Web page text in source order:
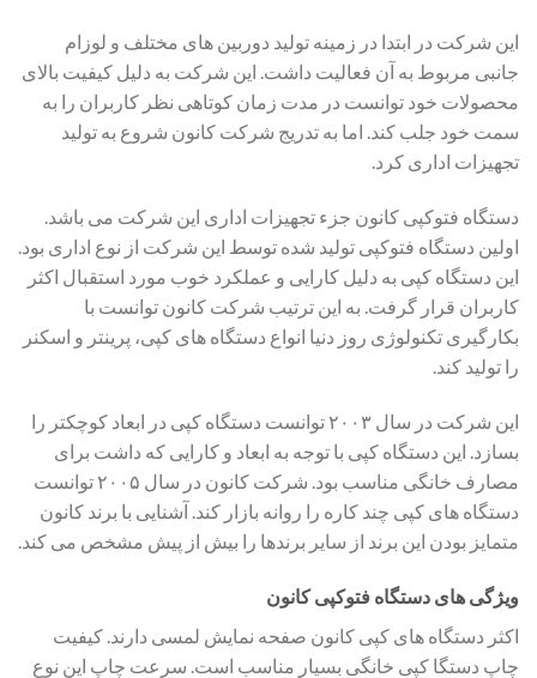
این شرکت در ابتدا در زمینه تولید دوربین های مختلف و لوزام
جانبی مربوط به آن فعالیت داشت. این شرکت به دلیل کیفیت بالای
محصولات خود توانست در مدت زمان کوتاهی نظر کاربران را به
سمت خود جلب کند. اما به تدریج شرکت کانون شروع به تولید
تجهیزات اداری کرد.
دستگاه فتوکپی کانون جزء تجهیزات اداری این شرکت می باشد.
اولین دستگاه فتوکپی تولید شده توسط این شرکت از نوع اداری بود.
این دستگاه کپی به دلیل کارایی و عملکرد خوب مورد استقبال اکثر
کاربران قرار گرفت. به این ترتیب شرکت کانون توانست با
بکارگیری تکنولوژی روز دنیا انواع دستگاه های کپی، پرینتر و اسکنر
را تولید کند.
این شرکت در سال ۲۰۰۳ توانست دستگاه کپی در ابعاد کوچکتر را
بسازد. این دستگاه کپی با توجه به ابعاد و کارایی که داشت برای
مصارف خانگی مناسب بود. شرکت کانون در سال ۲۰۰۵ توانست
دستگاه های کپی چند کاره را روانه بازار کند. آشنایی با برند کانون
متمایز بودن این برند از سایر برندها را بیش از پیش مشخص می کند.
ویژگی های دستگاه فتوکپی کانون
اکثر دستگاه های کپی کانون صفحه نمایش لمسی دارند. کیفیت
چاپ دستگا کپی خانگی بسیار مناسب است. سرعت چاپ این نوع